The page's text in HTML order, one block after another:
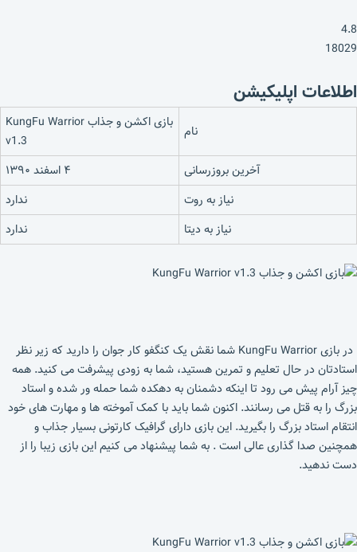
4.8
18029
اطلاعات اپلیکیشن
نام
بازی اکشن و جذاب KungFu Warrior
v1.3
آخرین بروزرسانی
۴ اسفند ۱۳۹۰
نیاز به روت
ندارد
نیاز به دیتا
ندارد
در بازی KungFu Warrior شما نقش یک کنگفو کار جوان را دارید که زیر نظر
استادتان در حال تعلیم و تمرین هستید، شما به زودی پیشرفت می کنید. همه
چیز آرام پیش می رود تا اینکه دشمنان به دهکده شما حمله ور شده و استاد
بزرگ را به قتل می رسانند. اکنون شما باید با کمک آموخته ها و مهارت های خود
انتقام استاد بزرگ را بگیرید. این بازی دارای گرافیک کارتونی بسیار جذاب و
همچنین صدا گذاری عالی است . به شما پیشنهاد می کنیم این بازی زیبا را از
دست ندهید.